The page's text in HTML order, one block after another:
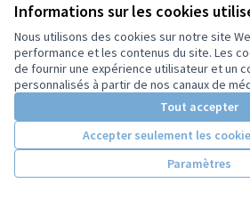
Informations sur les cookies
Nous utilisons des cookies sur notre site
performance et les contenus du site. Les
de fournir une expérience utilisateur et un
personnalisés à partir de nos canaux de
Tout accepter
Accepter seulement les
Paramètres
Anne de France, dite Anne de
Beaujeu
Yann Ker 0 0